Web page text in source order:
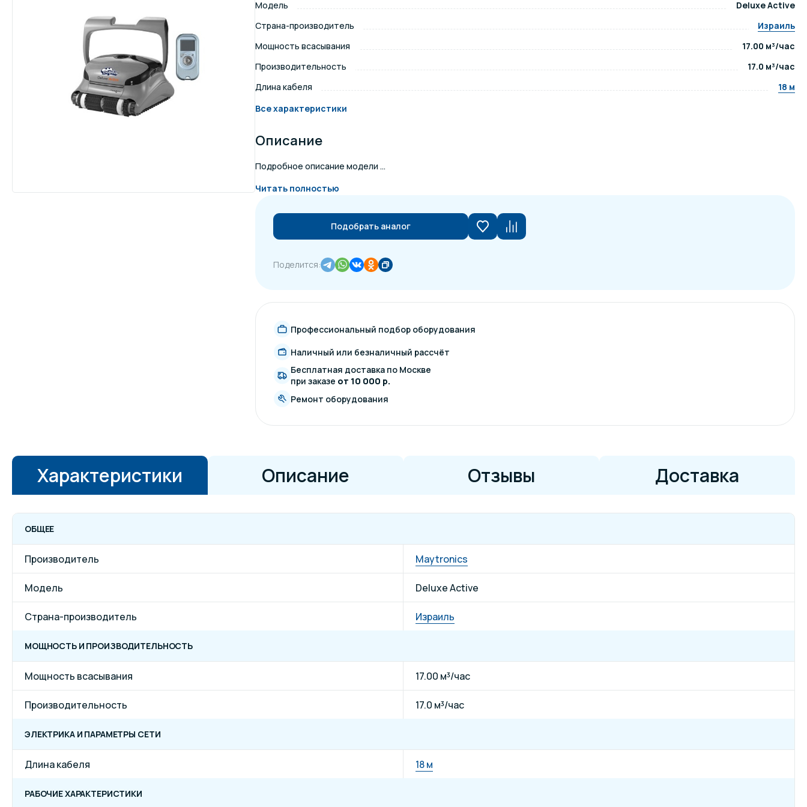
Инвентарь для отдыха
Освещение и подсветка для
бассейна
Системы безопасности Отделочные материалы Оборудование для хаммамов
Модель
Deluxe Active
Страна-производитель
Израиль
Мощность всасывания
17.00 м³/час
Производительность
17.0 м³/час
Длина кабеля
18 м
Все характеристики
Описание
Подробное описание модели ...
Читать полностью
Подобрать аналог
Поделится:
Профессиональный подбор оборудования
Наличный или безналичный рассчёт
Бесплатная доставка по Москве
при заказе от 10 000 р.
Ремонт оборудования
Характеристики Описание Отзывы Доставка
ОБЩЕЕ
Производитель Maytronics
Модель Deluxe Active
Страна-производитель Израиль
МОЩНОСТЬ И ПРОИЗВОДИТЕЛЬНОСТЬ
Мощность всасывания 17.00 м³/час
Производительность 17.0 м³/час
ЭЛЕКТРИКА И ПАРАМЕТРЫ СЕТИ
Длина кабеля 18 м
РАБОЧИЕ ХАРАКТЕРИСТИКИ